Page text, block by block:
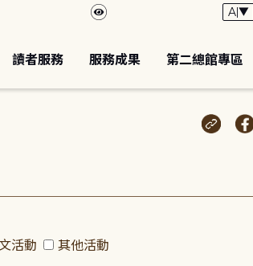
讀者服務 服務成果 第二總館專區
活動 其他活動